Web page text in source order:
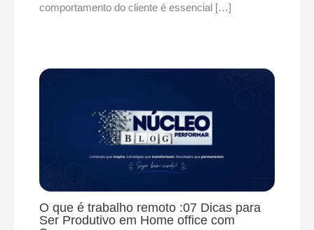
comportamento do cliente é essencial […]
O que é trabalho remoto :07 Dicas para
Ser Produtivo em Home office com